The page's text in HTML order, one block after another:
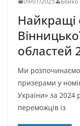
областей
Ми розпочинаємо
призерами у
України» за
переможців із